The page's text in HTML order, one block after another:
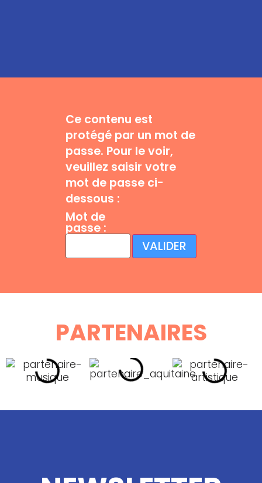
Ce contenu est
protégé par un mot de
passe. Pour le voir,
veuillez saisir votre
mot de passe ci-
dessous :
Mot de
passe :
PARTENAIRES